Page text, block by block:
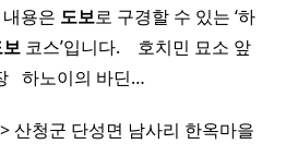
용은 도보로 구경할 수 있는 ‘하
코스’입니다. ​ ​ ​ 호치민 묘소 앞
하노이의 바딘…
산청군 단성면 남사리 한옥마을